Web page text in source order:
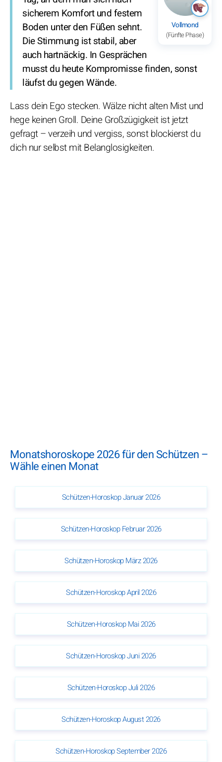
Vollmond
(Fünfte Phase)
sicherem Komfort und festem
Boden unter den Füßen sehnt.
Die Stimmung ist stabil, aber
auch hartnäckig. In Gesprächen
musst du heute Kompromisse finden, sonst
läufst du gegen Wände.
Lass dein Ego stecken. Wälze nicht alten Mist und
hege keinen Groll. Deine Großzügigkeit ist jetzt
gefragt – verzeih und vergiss, sonst blockierst du
dich nur selbst mit Belanglosigkeiten.
Monatshoroskope 2026 für den Schützen –
Wähle einen Monat
Schützen-Horoskop Januar 2026
Schützen-Horoskop Februar 2026
Schützen-Horoskop März 2026
Schützen-Horoskop April 2026
Schützen-Horoskop Mai 2026
Schützen-Horoskop Juni 2026
Schützen-Horoskop Juli 2026
Schützen-Horoskop August 2026
Schützen-Horoskop September 2026